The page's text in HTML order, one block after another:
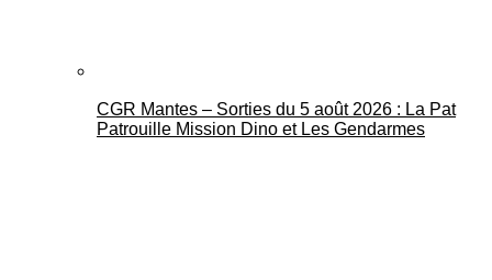
CGR Mantes – Sorties du 5 août 2026 : La Pat
Patrouille Mission Dino et Les Gendarmes